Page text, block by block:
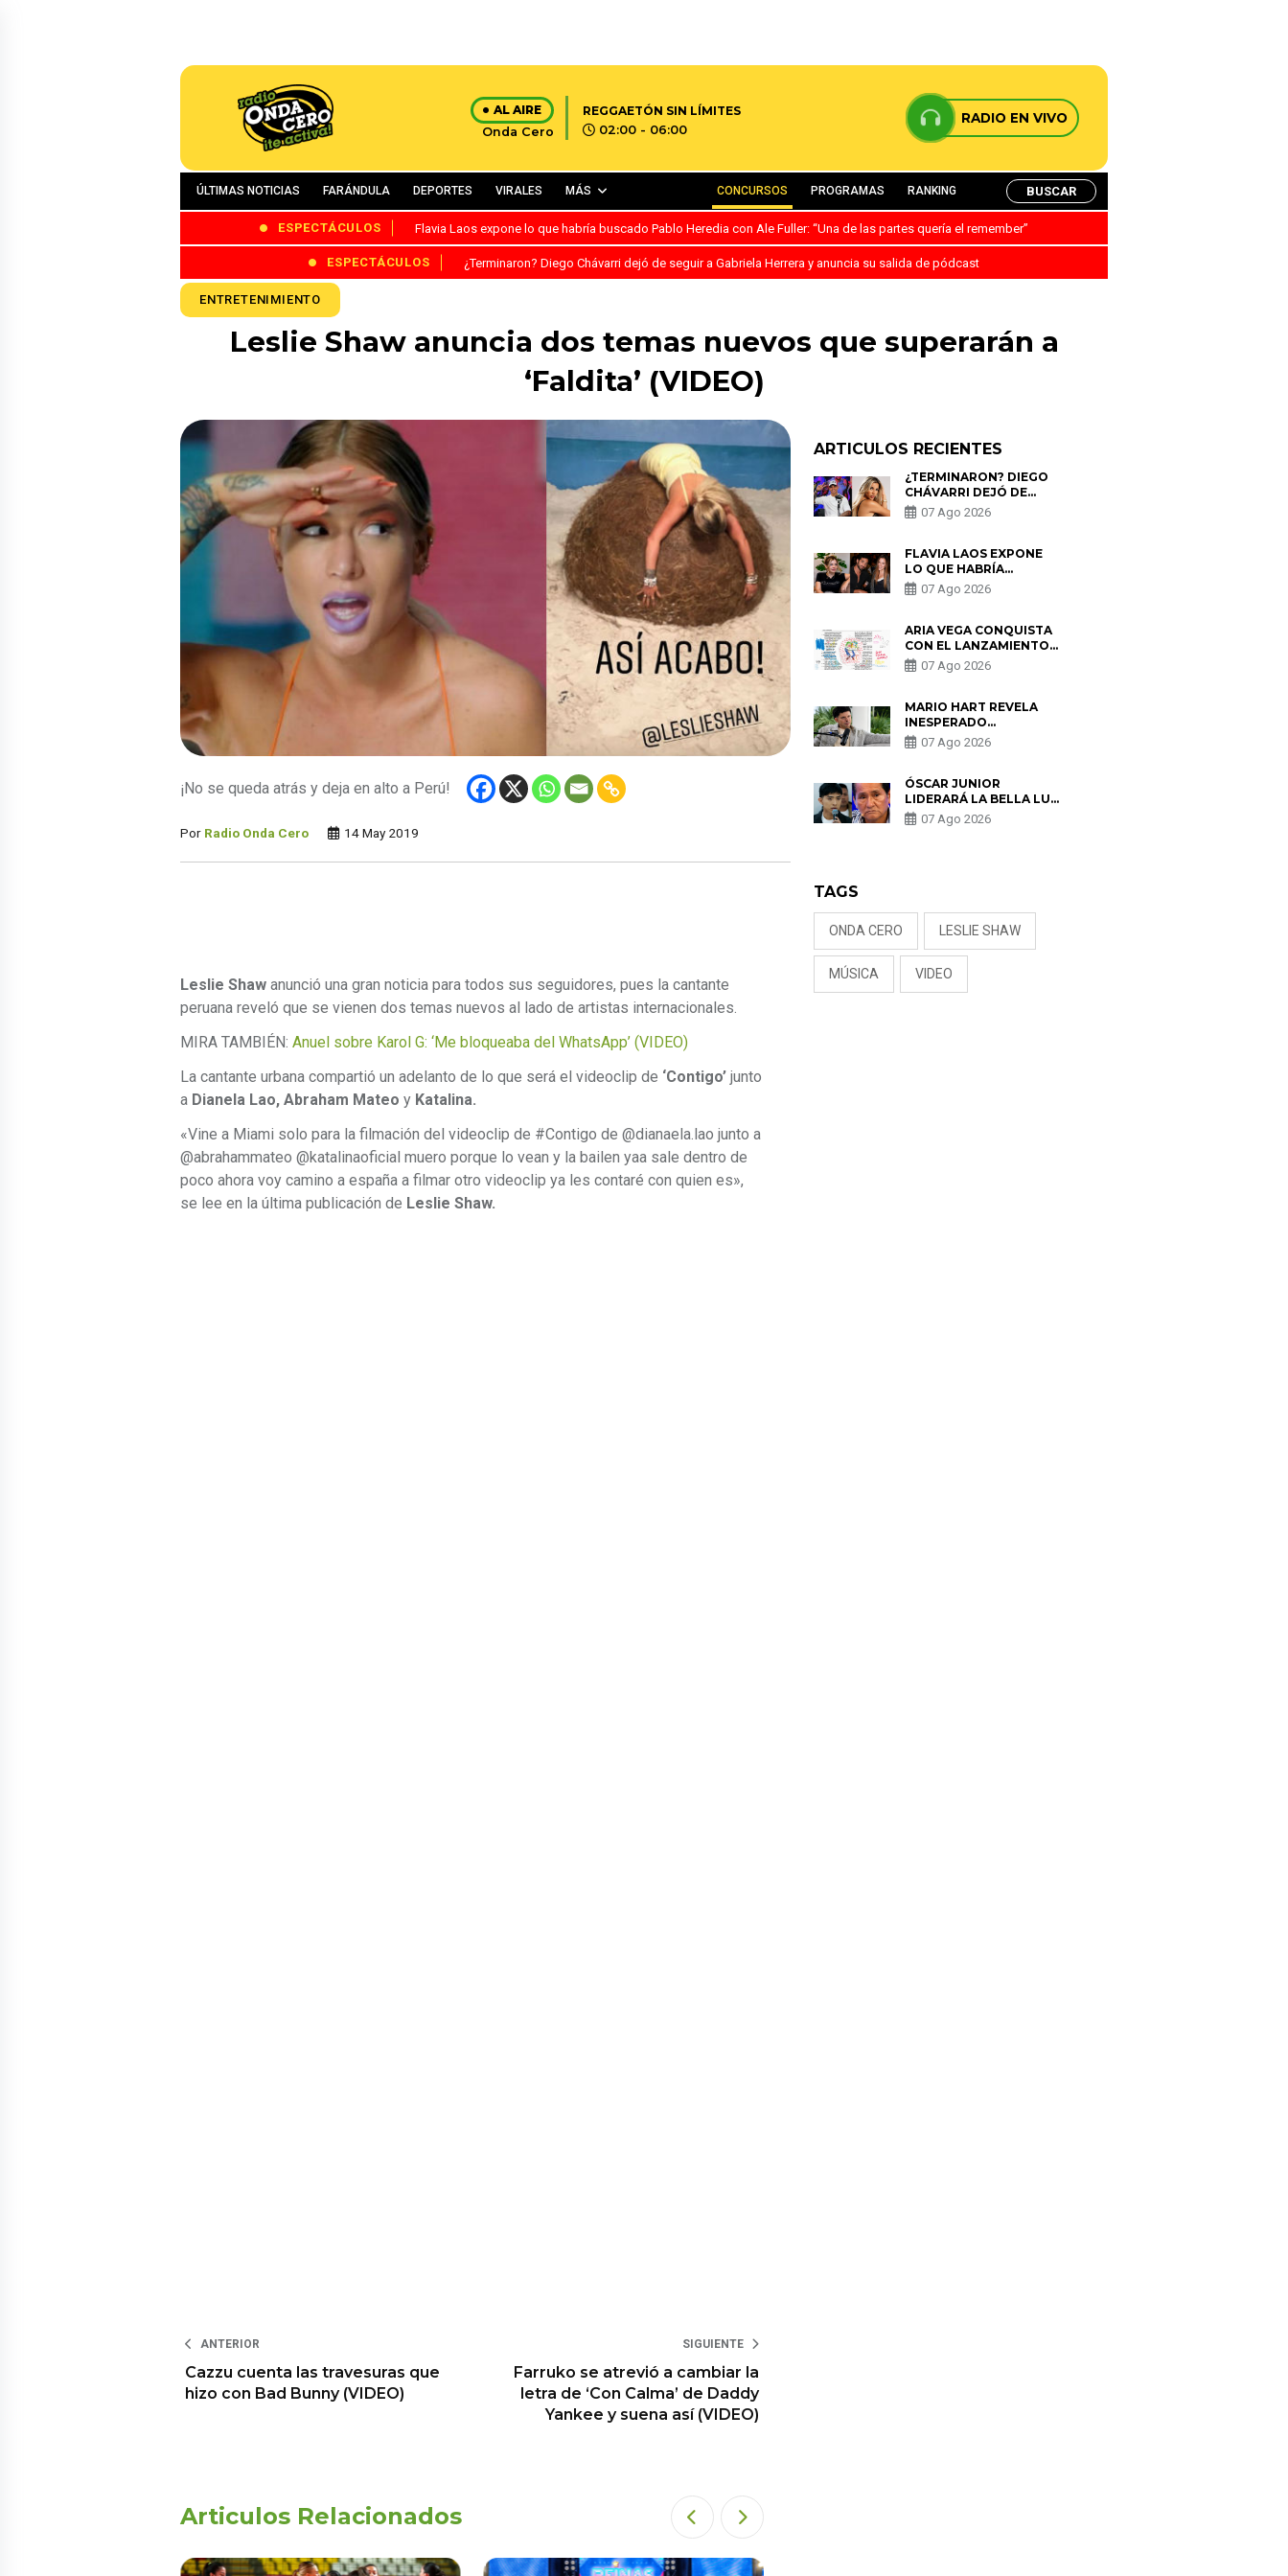
AL AIRE
Onda Cero
REGGAETÓN SIN LÍMITES
02:00 - 06:00
RADIO EN VIVO
ÚLTIMAS NOTICIAS FARÁNDULA DEPORTES VIRALES MÁS CONCURSOS PROGRAMAS RANKING BUSCAR
ESPECTÁCULOS Flavia Laos expone lo que habría buscado Pablo Heredia con Ale Fuller: “Una de las partes quería el remember”
ESPECTÁCULOS ¿Terminaron? Diego Chávarri dejó de seguir a Gabriela Herrera y anuncia su salida de pódcast
ENTRETENIMIENTO
Leslie Shaw anuncia dos temas nuevos que superarán a
‘Faldita’ (VIDEO)
¡No se queda atrás y deja en alto a Perú!
Por Radio Onda Cero 14 May 2019
Leslie Shaw anunció una gran noticia para todos sus seguidores, pues la cantante
peruana reveló que se vienen dos temas nuevos al lado de artistas internacionales.
MIRA TAMBIÉN: Anuel sobre Karol G: ‘Me bloqueaba del WhatsApp’ (VIDEO)
La cantante urbana compartió un adelanto de lo que será el videoclip de ‘Contigo’ junto
a Dianela Lao, Abraham Mateo y Katalina.
«Vine a Miami solo para la filmación del videoclip de #Contigo de @dianaela.lao junto a
@abrahammateo @katalinaoficial muero porque lo vean y la bailen yaa sale dentro de
poco ahora voy camino a españa a filmar otro videoclip ya les contaré con quien es»,
se lee en la última publicación de Leslie Shaw.
ANTERIOR
Cazzu cuenta las travesuras que
hizo con Bad Bunny (VIDEO)
SIGUIENTE
Farruko se atrevió a cambiar la
letra de ‘Con Calma’ de Daddy
Yankee y suena así (VIDEO)
Articulos Relacionados
ARTICULOS RECIENTES
¿TERMINARON? DIEGO
CHÁVARRI DEJÓ DE
SEGUIR A GABRIELA
HERRERA Y ANUNCIA SU
07 Ago 2026
FLAVIA LAOS EXPONE
LO QUE HABRÍA
BUSCADO PABLO
HEREDIA CON ALE
PARTES QUERÍA EL
REMEMBER”
07 Ago 2026
ARIA VEGA CONQUISTA
CON EL LANZAMIENTO
DE “TOTOTO (+4)”
07 Ago 2026
MARIO HART REVELA
INESPERADO
PROBLEMA DE SALUD
ANTES DE SEPARARSE
ENCONTRARON UN
TUMOR”
07 Ago 2026
ÓSCAR JUNIOR
LIDERARÁ LA BELLA LUZ
TRAS SALIDA DE SU
PADRE POR POLÉMICA
07 Ago 2026
TAGS
ONDA CERO LESLIE SHAW
MÚSICA VIDEO